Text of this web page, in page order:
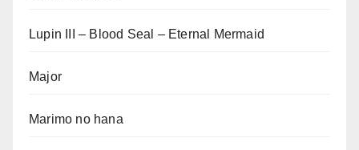
Lupin III – Blood Seal – Eternal Mermaid
Major
Marimo no hana